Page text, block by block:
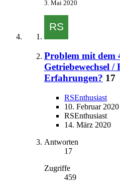
3. Mai 2020
Problem mit dem
Getriebewechsel
Erfahrungen? 17
RSEnthusiast
10. Februar 2020
RSEnthusiast
14. März 2020
Antworten
17
Zugriffe
459